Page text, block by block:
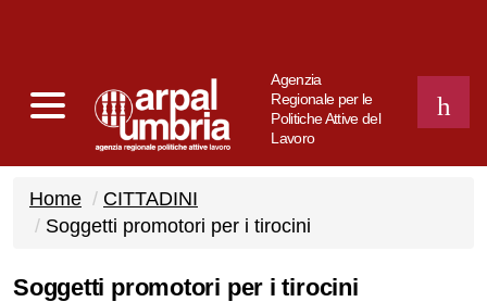
Agenzia
Regionale per le
Politiche Attive del
Lavoro
CERCA
Home
CITTADINI
Soggetti promotori per i tirocini
Soggetti promotori per i tirocini